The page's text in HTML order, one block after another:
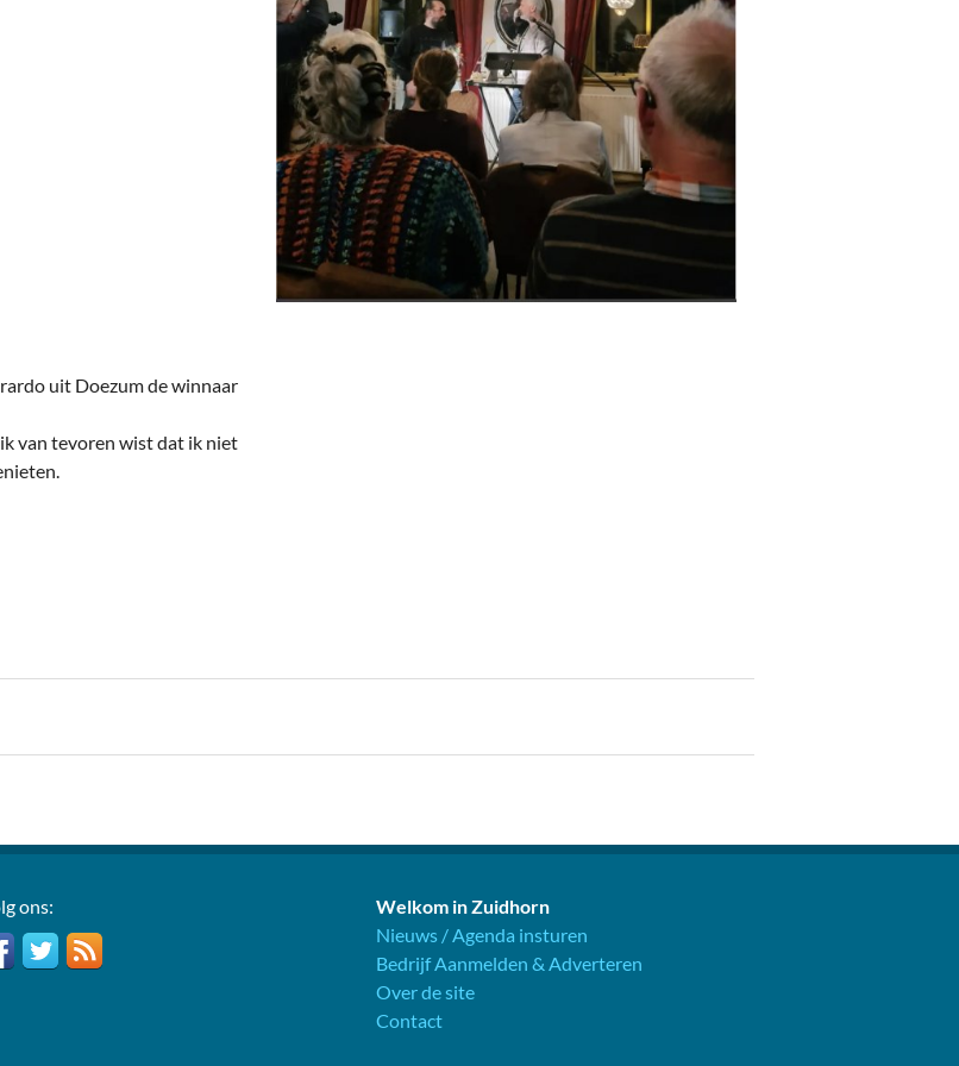
On-line bestellen in Zuidhorn
Financiën, Makelaars & Hypotheken
Diensten, Gemak & Zakelijk
(Ver) Bouw & Onderhoud
Bedrijven van Vroeger
uit Doezum de winnaar
van tevoren wist dat ik niet
ons:
Welkom in Zuidhorn
Nieuws / Agenda insturen
Bedrijf Aanmelden & Adverteren
Over de site
Contact